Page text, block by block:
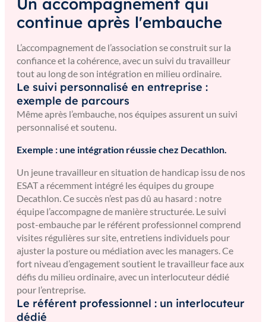
continue après l'embauche
L’accompagnement de l’association se construit sur la
confiance et la cohérence, avec un suivi du travailleur
tout au long de son intégration en milieu ordinaire.
Le suivi personnalisé en entreprise :
exemple de parcours
Même après l’embauche, nos équipes assurent un suivi
personnalisé et soutenu.
Exemple :une intégration réussie chez Decathlon.
Un jeune travailleur en situation de handicap issu de nos
ESAT a récemment intégré les équipes du groupe
Decathlon. Ce succès n’est pas dû au hasard : notre
équipe l’accompagne de manière structurée. Le suivi
post-embauche par le référent professionnel comprend
visites régulières sur site, entretiens individuels pour
ajuster la posture ou médiation avec les managers. Ce
fort niveau d’engagement soutient le travailleur face aux
défis du milieu ordinaire, avec un interlocuteur dédié
pour l’entreprise.
Le référent professionnel : un interlocuteur
dédié